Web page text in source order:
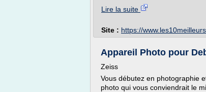
Lire la suite
Site : https://
Appareil Photo pour
Zeiss
Vous débutez en photographie
photo qui vous conviendrait le